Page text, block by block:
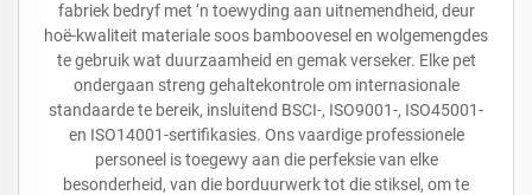
fabriek bedryf met ‘n toewyding aan uitnemendheid, deur
hoë-kwaliteit materiale soos bamboovesel en wolgemengdes
te gebruik wat duurzaamheid en gemak verseker. Elke pet
ondergaan streng gehaltekontrole om internasionale
standaarde te bereik, insluitend BSCI-, ISO9001-, ISO45001-
en ISO14001-sertifikasies. Ons vaardige professionele
personeel is toegewy aan die perfeksie van elke
besonderheid, van die borduurwerk tot die stiksel, om te